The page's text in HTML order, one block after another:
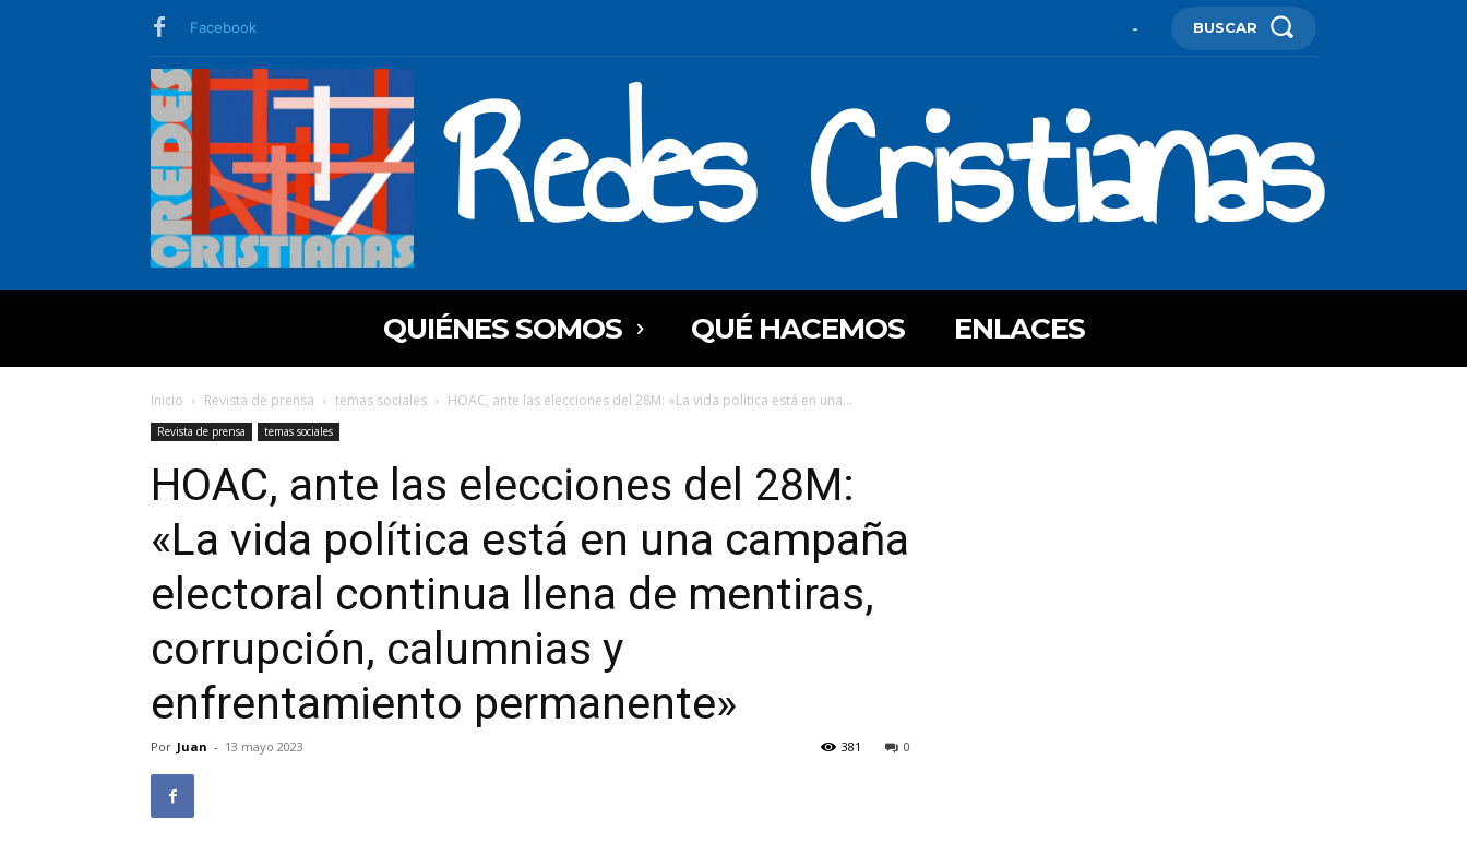
Facebook - BUSCAR
Redes Cristianas
QUIÉNES SOMOS QUÉ HACEMOS ENLACES
Inicio Revista de prensa temas sociales HOAC, ante las elecciones del 28M: «La vida política está en una...
Revista de prensa temas sociales
HOAC, ante las elecciones del 28M:
«La vida política está en una campaña
electoral continua llena de mentiras,
corrupción, calumnias y
enfrentamiento permanente»
Por Juan - 13 mayo 2023 0
381